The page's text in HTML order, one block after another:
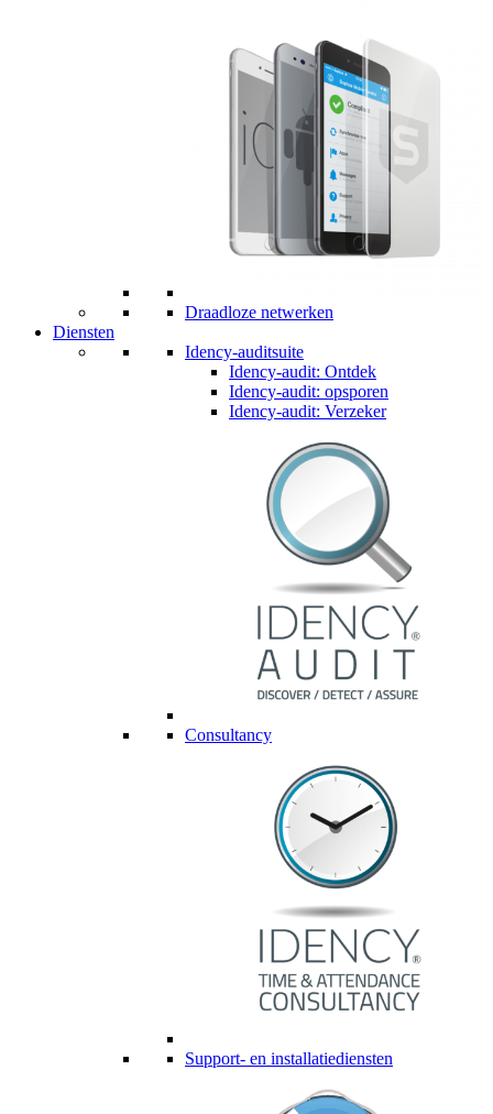
Draadloze netwerken
Diensten
Idency-auditsuite
Idency-audit: Ontdek
Idency-audit: opsporen
Idency-audit: Verzeker
Consultancy
Support- en installatiediensten